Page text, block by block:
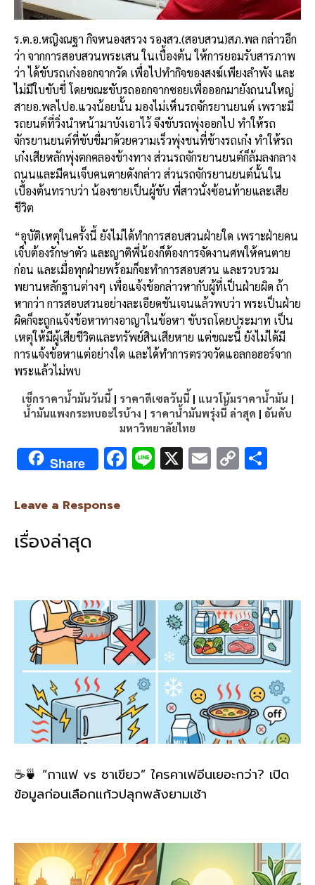
ร.ต.อ.หญิงณฐา กิจหนองสรวง รองสว.(สอบสวน)สภ.พล กล่าวอีก
ว่า จากการสอบสวนพระเสน ในเบื้องต้น ให้การยอมรับสารภาพ
ว่า ได้ขับรถเก๋งออกจากวัด เพื่อไปทำกิจของสงฆ์เพียงลำพัง และ
ไม่มีใบขับขี่ โดยขณะขับรถออกจากซอยเพื่อออกมายังถนนใหญ่
สายอ.พลไปอ.แวงน้อยนั้น มองไม่เห็นรถจักรยานยนต์ เพราะมี
รถยนต์ที่วิ่งนำหน้ามาบังเอาไว้ จึงขับรถพุ่งออกไป ทำให้รถ
จักรยานยนต์ที่ขับขี่มาด้วยความเร็วพุ่งชนที่ข้างรถเก๋ง ทำให้รถ
เก๋งเสียหลักพุ่งตกคลองข้างทาง ส่วนรถจักรยานยนต์ก็ล้มลงกลาง
ถนนและมีคนเจ็บคนตายดังกล่าว ส่วนรถจักรยานยนต์นั้นใน
เบื้องต้นทราบว่า น้องชายเป็นผู้ขับ พี่สาวนั่งซ้อนท้ายและเสีย
ชีวิต
“อุบัติเหตุในครั้งนี้ ยังไม่ได้ทำการสอบสวนฝ่ายใด เพราะฝ่ายคน
เจ็บต้องรักษาตัว และญาติพี่น้องก็ต้องการจัดงานศพให้คนตาย
ก่อน และเมื่อทุกฝ่ายพร้อมก็จะทำการสอบสวน และรวบรวม
พยานหลักฐานต่างๆ เพื่อแจ้งข้อกล่าวหากับผู้ที่เป็นฝ่ายผิด ถ้า
หากว่า การสอบสวนอย่างละเอียดชันเจนแล้วพบว่า พระเป็นฝ่าย
ผิดก็จะถูกแจ้งข้อหาทางอาญาในข้อหา ขับรถโดยประมาท เป็น
เหตุให้มีผู้เสียชีวิตและทรัพย์สินเสียหาย แต่ขณะนี้ ยังไม่ได้มี
การแจ้งข้อหาแต่อย่างใด และได้ทำการตรวจวัดแอลกอฮอร์จาก
พระแล้วไม่พบ
เช็กราคาน้ำมันวันนี้ | ราคาดีเซลวันนี้ | แนวโน้มราคาน้ำมัน |
น้ำมันแพงกระทบอะไรบ้าง | ราคาน้ำมันพรุ่งนี้ ล่าสุด | อันดับ
มหาวิทยาลัยไทย
Share F
k
Li X E C
Leave a Response
เรื่องล่าสุด
☕🍵 “กาแฟ vs ชาเขียว” ใครคาเฟอีนเยอะกว่า? เปิด
ข้อมูลก่อนเลือกแก้วปลุกพลังยามเช้า